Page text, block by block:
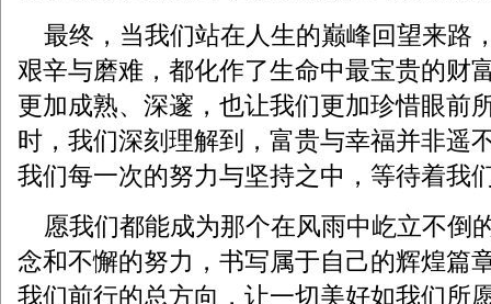
最终，当我们站在人生的巅峰回望来路
艰辛与磨难，都化作了生命中最宝贵的财
更加成熟、深邃，也让我们更加珍惜眼前
时，我们深刻理解到，富贵与幸福并非遥
我们每一次的努力与坚持之中，等待着我
愿我们都能成为那个在风雨中屹立不倒
念和不懈的努力，书写属于自己的辉煌篇
我们前行的总方向，让一切美好如我们所